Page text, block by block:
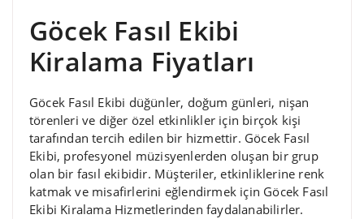
Göcek Fasıl Ekibi
Kiralama Fiyatları
Göcek Fasıl Ekibi düğünler, doğum günleri, nişan
törenleri ve diğer özel etkinlikler için birçok kişi
tarafından tercih edilen bir hizmettir. Göcek Fasıl
Ekibi, profesyonel müzisyenlerden oluşan bir grup
olan bir fasıl ekibidir. Müşteriler, etkinliklerine renk
katmak ve misafirlerini eğlendirmek için Göcek Fasıl
Ekibi Kiralama Hizmetlerinden faydalanabilirler.